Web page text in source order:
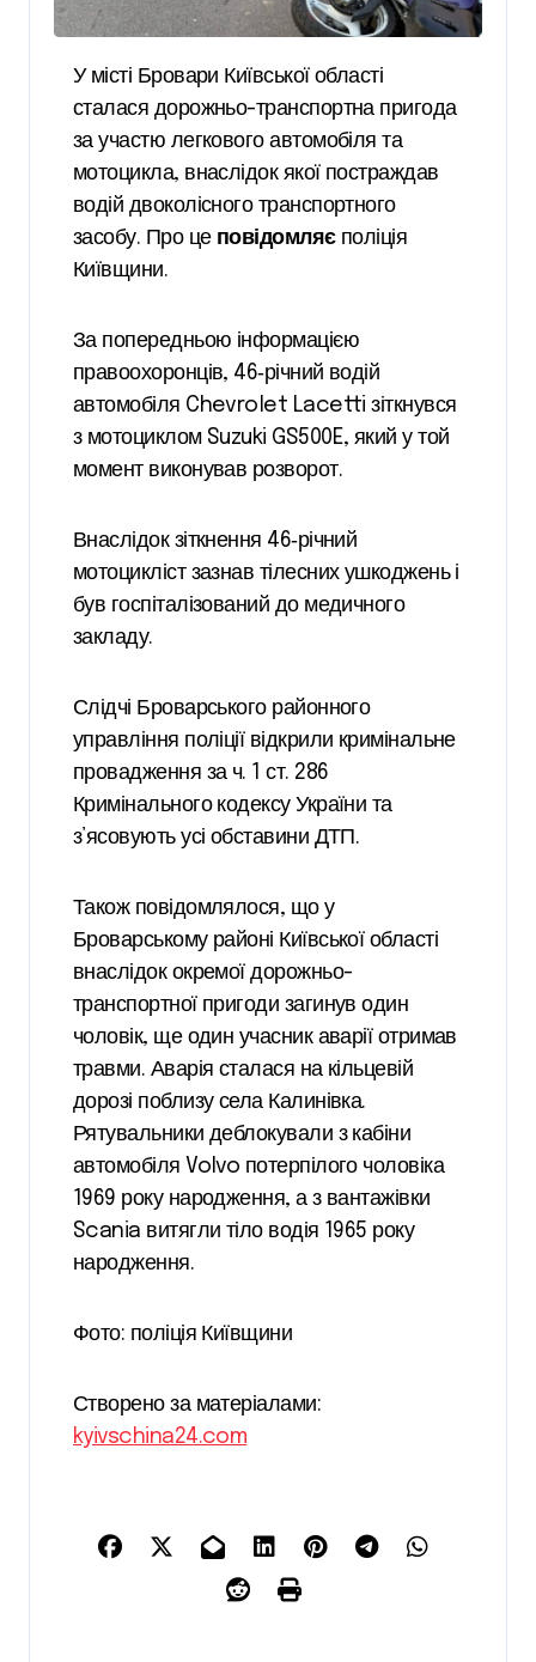
У місті Бровари Київської області
сталася дорожньо-транспортна пригода
за участю легкового автомобіля та
мотоцикла, внаслідок якої постраждав
водій двоколісного транспортного
засобу. Про це повідомляєполіція
Київщини.
За попередньою інформацією
правоохоронців, 46‑річний водій
автомобіля Chevrolet Lacetti зіткнувся
з мотоциклом Suzuki GS500E, який у той
момент виконував розворот.
Внаслідок зіткнення 46‑річний
мотоцикліст зазнав тілесних ушкоджень і
був госпіталізований до медичного
закладу.
Слідчі Броварського районного
управління поліції відкрили кримінальне
провадження за ч. 1 ст. 286
Кримінального кодексу України та
з’ясовують усі обставини ДТП.
Також повідомлялося, що у
Броварському районі Київської області
внаслідок окремої дорожньо-
транспортної пригоди загинув один
чоловік, ще один учасник аварії отримав
травми. Аварія сталася на кільцевій
дорозі поблизу села Калинівка.
Рятувальники деблокували з кабіни
автомобіля Volvo потерпілого чоловіка
1969 року народження, а з вантажівки
Scania витягли тіло водія 1965 року
народження.
Фото: поліція Київщини
Створено за матеріалами:
kyivschina24.com